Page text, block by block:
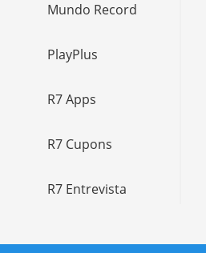
Mundo Record
PlayPlus
R7 Apps
R7 Cupons
R7 Entrevista